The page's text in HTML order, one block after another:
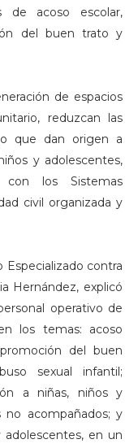
de acoso escolar,
del buen trato y
de espacios
reduzcan las
que dan origen a
y adolescentes,
con los Sistemas
civil organizada y
contra
Hernández, explicó
operativo de
los temas: acoso
del buen
sexual infantil;
a niñas, niños y
no acompañados; y
en un